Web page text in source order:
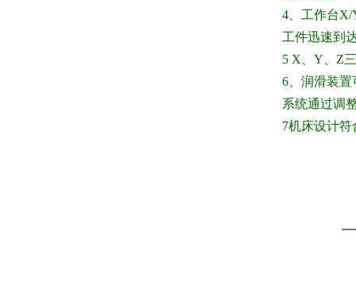
4、工作台X/
工件迅速到
5 X
Y Z
6 、润滑装
系统通过调
7机床设计符